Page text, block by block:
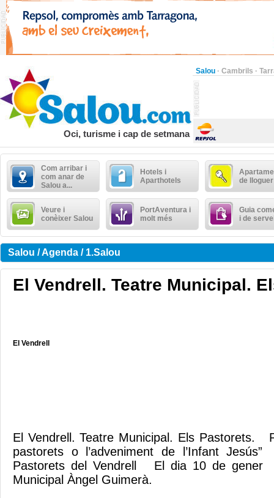
Salou · Cambrils ·
Oci, turisme i cap de setmana
Com arribar i
com anar de
Salou a...
Hotels i
Aparthotels
de lloguer
Veure i
conèixer Salou
PortAventura i
molt més
Guia
i de
Salou / Agenda / 1.Salou
El Vendrell. Teatre Municipal.
El Vendrell
El Vendrell. Teatre Municipal. Els Pastorets.
pastorets o l’adveniment de l’Infant
Pastorets del Vendrell El dia 10 de
Municipal Àngel Guimerà.